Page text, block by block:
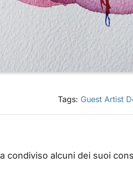
Tags: Guest Artist
condiviso alcuni dei suoi